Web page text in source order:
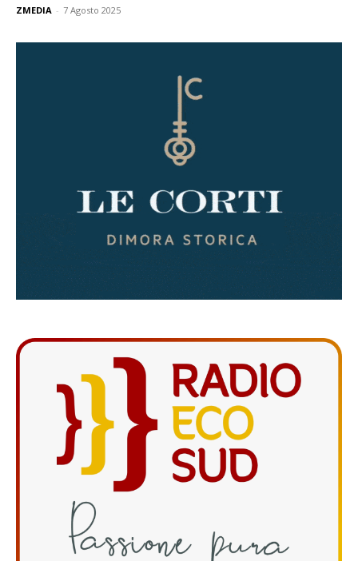
ZMEDIA - 7 Agosto 2025